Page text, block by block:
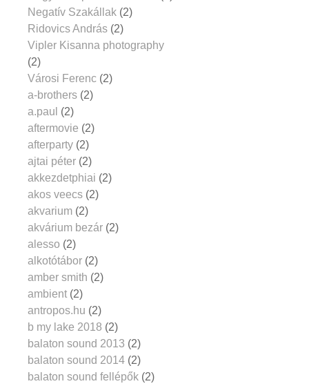
Negatív Szakállak (2)
Ridovics András (2)
Vipler Kisanna photography
(2)
Városi Ferenc (2)
a-brothers (2)
a.paul (2)
aftermovie (2)
afterparty (2)
ajtai péter (2)
akkezdetphiai (2)
akos veecs (2)
akvarium (2)
akvárium bezár (2)
alesso (2)
alkotótábor (2)
amber smith (2)
ambient (2)
antropos.hu (2)
b my lake 2018 (2)
balaton sound 2013 (2)
balaton sound 2014 (2)
balaton sound fellépők (2)